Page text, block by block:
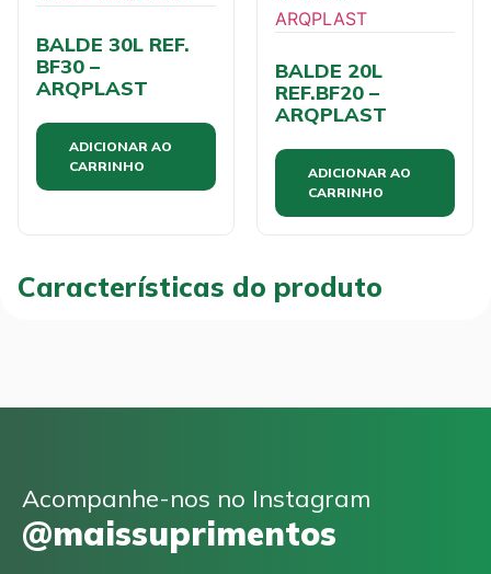
BALDE 30L REF.
BF30 –
ARQPLAST
ADICIONAR AO
CARRINHO
BALDE 20L
REF.BF20 –
ARQPLAST
ADICIONAR AO
CARRINHO
Características do produto
Acompanhe-nos no Instagram
@maissuprimentos